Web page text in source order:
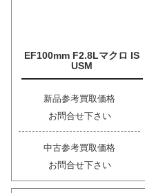
EF100mm F2.8Lマクロ IS
USM
新品参考買取価格
お問合せ下さい
中古参考買取価格
お問合せ下さい